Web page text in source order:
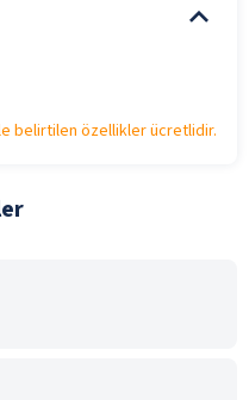
belirtilen özellikler ücretlidir.